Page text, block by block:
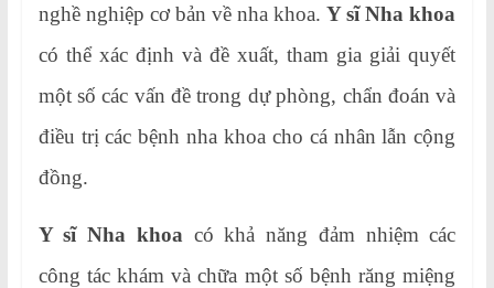
nghề nghiệp cơ bản về nha khoa.Y sĩ Nha khoa
có thể xác định và đề xuất, tham gia giải quyết
một số các vấn đề trong dự phòng, chẩn đoán và
điều trị các bệnh nha khoa cho cá nhân lẫn cộng
đồng.
Y sĩ Nha khoa có khả năng đảm nhiệm các
công tác khám và chữa một số bệnh răng miệng